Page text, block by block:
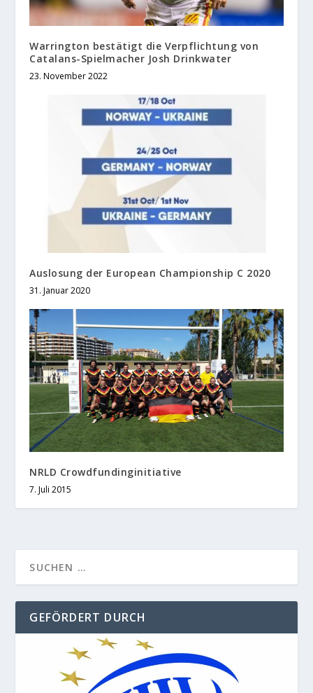
Warrington bestätigt die Verpflichtung von
Catalans-Spielmacher Josh Drinkwater
23. November 2022
Auslosung der European Championship C 2020
31. Januar 2020
NRLD Crowdfundinginitiative
7. Juli 2015
GEFÖRDERT DURCH